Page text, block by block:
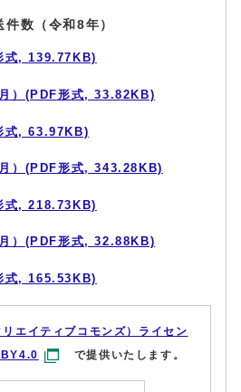
数（令和8年）
式, 139.77KB)
）(PDF形式, 33.82KB)
式, 63.97KB)
）(PDF形式, 343.28KB)
式, 218.73KB)
）(PDF形式, 32.88KB)
式, 165.53KB)
エイティブコモンズ）ライセン
で提供いたします。